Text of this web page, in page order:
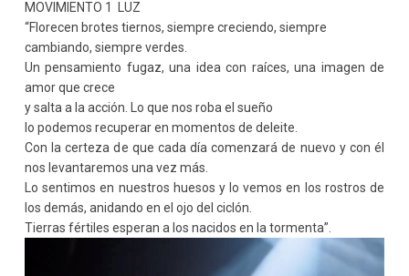
MOVIMIENTO 1 LUZ
“Florecen brotes tiernos, siempre creciendo, siempre
cambiando, siempre verdes.
Un pensamiento fugaz, una idea con raíces, una imagen de
amor que crece
y salta a la acción. Lo que nos roba el sueño
lo podemos recuperar en momentos de deleite.
Con la certeza de que cada día comenzará de nuevo y con él
nos levantaremos una vez más.
Lo sentimos en nuestros huesos y lo vemos en los rostros de
los demás, anidando en el ojo del ciclón.
Tierras fértiles esperan a los nacidos en la tormenta”.